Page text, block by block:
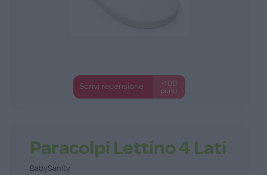
Scrivi recensione
+100
punti
Paracolpi Lettino 4 Lati
BabySanity